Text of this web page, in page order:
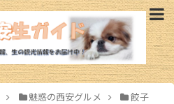
魅惑の西安グルメ 餃子